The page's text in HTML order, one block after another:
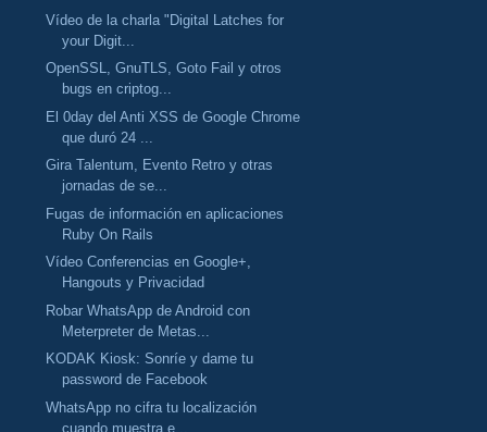
Vídeo de la charla "Digital Latches for
your Digit...
OpenSSL, GnuTLS, Goto Fail y otros
bugs en criptog...
El 0day del Anti XSS de Google Chrome
que duró 24 ...
Gira Talentum, Evento Retro y otras
jornadas de se...
Fugas de información en aplicaciones
Ruby On Rails
Vídeo Conferencias en Google+,
Hangouts y Privacidad
Robar WhatsApp de Android con
Meterpreter de Metas...
KODAK Kiosk: Sonríe y dame tu
password de Facebook
WhatsApp no cifra tu localización
cuando muestra e...